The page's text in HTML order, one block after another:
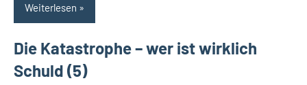
Weiterlesen
Die Katastrophe – wer ist wirklich
Schuld (5)